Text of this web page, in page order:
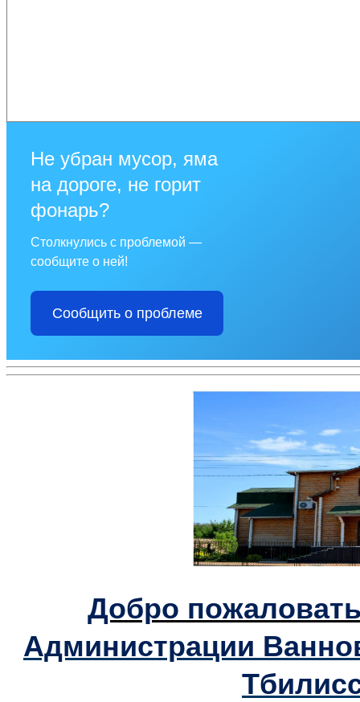
Не убран мусор, яма
на дороге, не горит
фонарь?
Столкнулись с проблемой —
сообщите о ней!
Сообщить о проблеме
Добро
Администрации